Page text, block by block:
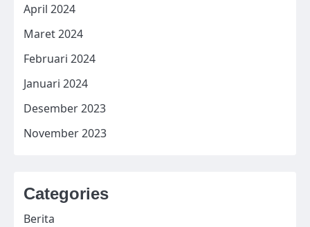
April 2024
Maret 2024
Februari 2024
Januari 2024
Desember 2023
November 2023
Categories
Berita